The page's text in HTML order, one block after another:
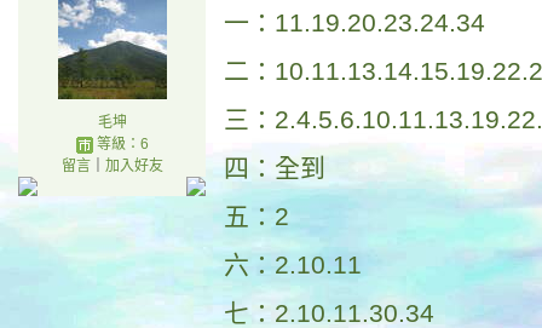
毛坤
等級：6
留言｜ 加入好友
一：11.19.20.23.24.34
二：
三：
四：全到
五：2
六：2.10.11
七：2.10.11.30.34